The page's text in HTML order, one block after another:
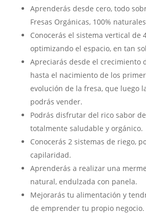
Aprenderás desde cero, todo
Fresas Orgánicas, 100%
Conocerás el sistema vertical de
optimizando el espacio, en tan
Apreciarás desde el crecimiento
hasta el nacimiento de los
evolución de la fresa, que luego
podrás vender.
Podrás disfrutar del rico sabor
totalmente saludable y orgánico.
Conocerás 2 sistemas de riego,
capilaridad.
Aprenderás a realizar una
natural, endulzada con panela.
Mejorarás tu alimentación y
de emprender tu propio negocio.